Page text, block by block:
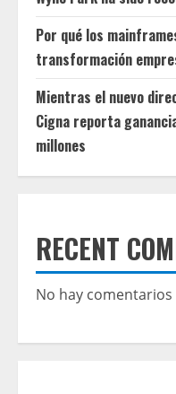
Por qué los
transformación
Mientras el nuevo
Cigna reporta
millones
RECENT
No hay